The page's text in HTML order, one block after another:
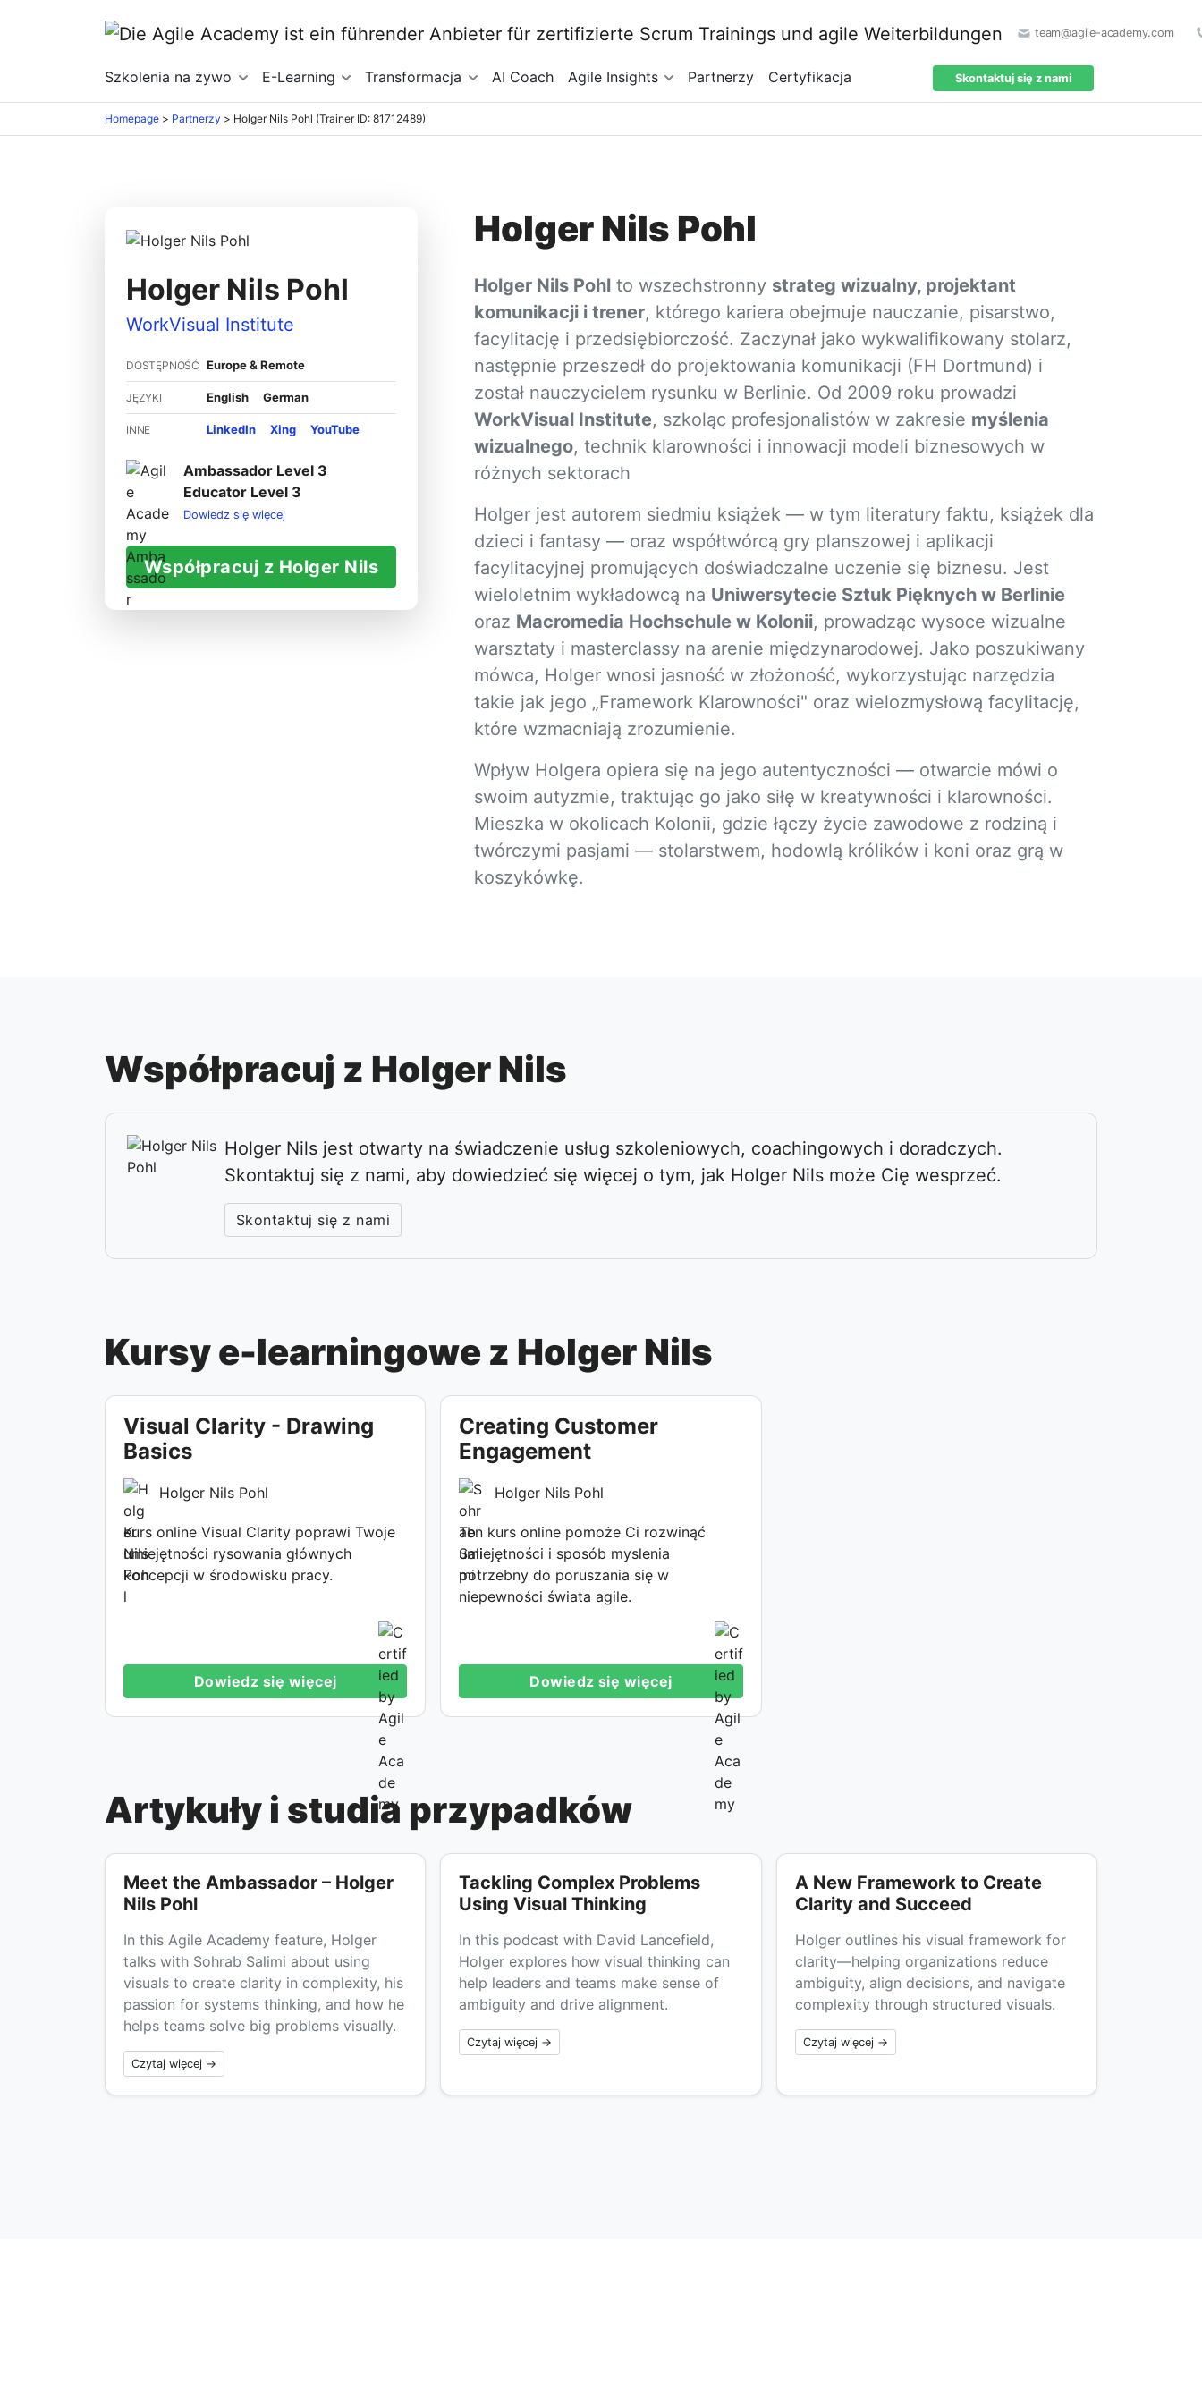
team@agile-academy.com
Szkolenia na żywo E-Learning Transformacja AI Coach Agile Insights Partnerzy Certyfikacja Skontaktuj się z nami
Homepage > Partnerzy > Holger Nils Pohl (Trainer ID: 81712489)
Holger Nils Pohl
WorkVisual Institute
DOSTĘPNOŚĆ Europe & Remote
JĘZYKI English German
INNE LinkedIn Xing YouTube
Ambassador Level 3
Educator Level 3
Dowiedz się więcej
Współpracuj z Holger Nils
Holger Nils Pohl
Holger Nils Pohl to wszechstronny strateg wizualny, projektant
komunikacji i trener, którego kariera obejmuje nauczanie, pisarstwo,
facylitację i przedsiębiorczość. Zaczynał jako wykwalifikowany stolarz,
następnie przeszedł do projektowania komunikacji (FH Dortmund) i
został nauczycielem rysunku w Berlinie. Od 2009 roku prowadzi
WorkVisual Institute, szkoląc profesjonalistów w zakresie myślenia
wizualnego, technik klarowności i innowacji modeli biznesowych w
różnych sektorach
Holger jest autorem siedmiu książek — w tym literatury faktu, książek dla
dzieci i fantasy — oraz współtwórcą gry planszowej i aplikacji
facylitacyjnej promujących doświadczalne uczenie się biznesu. Jest
wieloletnim wykładowcą na Uniwersytecie Sztuk Pięknych w Berlinie
oraz Macromedia Hochschule w Kolonii, prowadząc wysoce wizualne
warsztaty i masterclassy na arenie międzynarodowej. Jako poszukiwany
mówca, Holger wnosi jasność w złożoność, wykorzystując narzędzia
takie jak jego „Framework Klarowności" oraz wielozmysłową facylitację,
które wzmacniają zrozumienie.
Wpływ Holgera opiera się na jego autentyczności — otwarcie mówi o
swoim autyzmie, traktując go jako siłę w kreatywności i klarowności.
Mieszka w okolicach Kolonii, gdzie łączy życie zawodowe z rodziną i
twórczymi pasjami — stolarstwem, hodowlą królików i koni oraz grą w
koszykówkę.
Współpracuj z Holger Nils
Holger Nils jest otwarty na świadczenie usług szkoleniowych, coachingowych i doradczych.
Skontaktuj się z nami, aby dowiedzieć się więcej o tym, jak Holger Nils może Cię wesprzeć.
Skontaktuj się z nami
Kursy e-learningowe z Holger Nils
Visual Clarity - Drawing
Basics
Holger Nils Pohl
Kurs online Visual Clarity poprawi Twoje
umiejętności rysowania głównych
koncepcji w środowisku pracy.
Dowiedz się więcej
Creating Customer
Engagement
Holger Nils Pohl
Ten kurs online pomoże Ci rozwinąć
umiejętności i sposób myslenia
potrzebny do poruszania się w
niepewności świata agile.
Dowiedz się więcej
Artykuły i studia przypadków
Meet the Ambassador – Holger
Nils Pohl
In this Agile Academy feature, Holger
talks with Sohrab Salimi about using
visuals to create clarity in complexity, his
passion for systems thinking, and how he
helps teams solve big problems visually.
Czytaj więcej →
Tackling Complex Problems
Using Visual Thinking
In this podcast with David Lancefield,
Holger explores how visual thinking can
help leaders and teams make sense of
ambiguity and drive alignment.
Czytaj więcej →
A New Framework to Create
Clarity and Succeed
Holger outlines his visual framework for
clarity—helping organizations reduce
ambiguity, align decisions, and navigate
complexity through structured visuals.
Czytaj więcej →